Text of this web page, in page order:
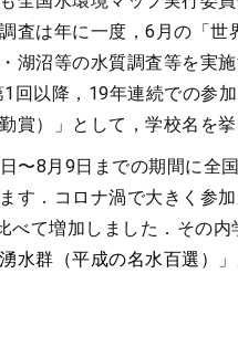
査は年に一度，6月の「
湖沼等の水質調査等を実
回以降，19年連続での参
賞）」として，学校名を
〜8月9日までの期間に全
す．コロナ渦で大きく参
べて増加しました．その
水群（平成の名水百選）